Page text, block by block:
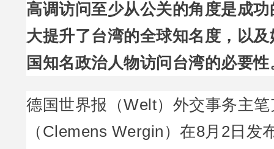
高调访问至少从公关的角度是成
大提升了台湾的全球知名度，以
国知名政治人物访问台湾的必要性
德国世界报（Welt）外交事务主笔
（Clemens Wergin）在8月2日发